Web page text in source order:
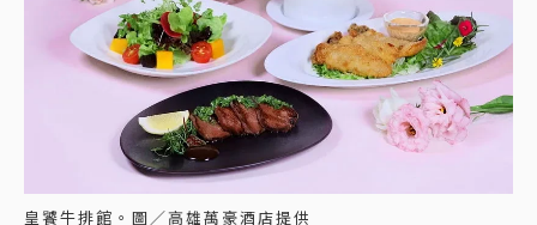
皇饕牛排館。圖／高雄萬豪酒店提供